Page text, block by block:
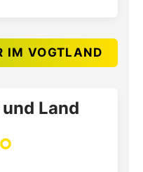
IM VOGTLAND
Land